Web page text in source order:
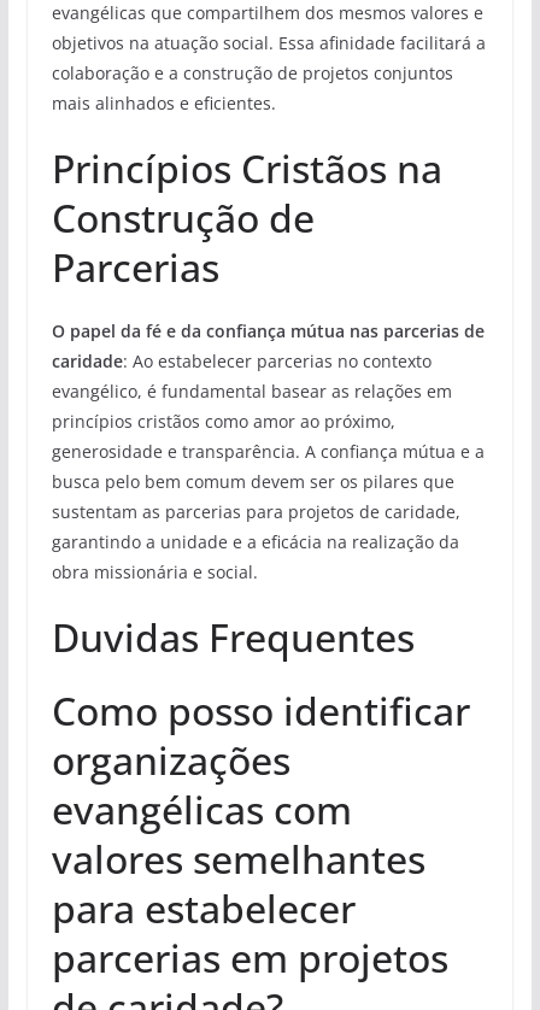
evangélicas que compartilhem dos mesmos valores e
objetivos na atuação social. Essa afinidade facilitará a
colaboração e a construção de projetos conjuntos
mais alinhados e eficientes.
Princípios Cristãos na
Construção de
Parcerias
O papel da fé e da confiança mútua nas parcerias de
caridade: Ao estabelecer parcerias no contexto
evangélico, é fundamental basear as relações em
princípios cristãos como amor ao próximo,
generosidade e transparência. A confiança mútua e a
busca pelo bem comum devem ser os pilares que
sustentam as parcerias para projetos de caridade,
garantindo a unidade e a eficácia na realização da
obra missionária e social.
Duvidas Frequentes
Como posso identificar
organizações
evangélicas com
valores semelhantes
para estabelecer
parcerias em projetos